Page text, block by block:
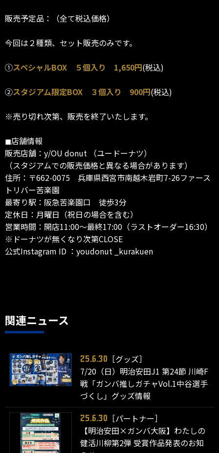
販売予定品：（全て税込価格）
今回は２種類、セット販売のみです。
①スペシャルBOX ５個入り 1,650円(税込)
②スタジアム限定BOX ３個入り 900円(税込)
※売り切れ次第、販売を終了いたします。
◼︎店舗情報
販売店舗：y/OU donut （ユードーナツ）
（スタジアムでの販売価格と異なる場合があります）
住所：〒662-0075 兵庫県西宮市南越木岩町7-26ファース
トリバー苦楽園
最寄り駅：阪急苦楽園口 徒歩3分
定休日：月曜日（祝日の場合を含む）
営業時間：開店11:00〜最終17:00（ラストオーダー16:30）
※ドーナツが無くなり次第CLOSE
公式Instagram ID ：youdonut _kurakuen
関連ニュース
25.6.30
［グッズ］
7/20（日）明治安田J1 第24節 川崎F
戦「ガンバ推しガチャVol.1中谷選手
づくし」グッズ情報
25.6.30
［パートナー］
【明治安田×ガンバ大阪】わたしの
健活川柳第2弾 受賞作品発表のお知